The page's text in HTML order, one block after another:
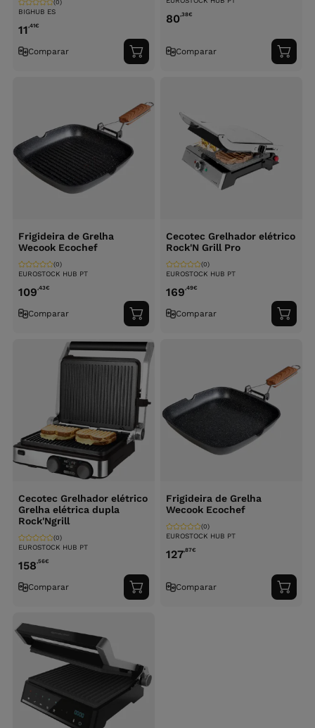
BIGHUB ES
(0)
11,41€
Comparar
Adicionar
ao
80,38€
Comparar
ao
Frigideira de Grelha
Wecook Ecochef
EUROSTOCK HUB PT
(0)
109,43€
Comparar
Adicionar
ao
carrinho
Cecotec Grelhador elétrico
Rock'N Grill Pro
EUROSTOCK HUB PT
(0)
169,49€
Comparar
ao
Cecotec Grelhador elétrico
Grelha elétrica dupla
Rock'Ngrill
EUROSTOCK HUB PT
(0)
158,56€
Comparar
Adicionar
ao
Frigideira de Grelha
Wecook Ecochef
EUROSTOCK HUB PT
(0)
127,87€
Comparar
ao